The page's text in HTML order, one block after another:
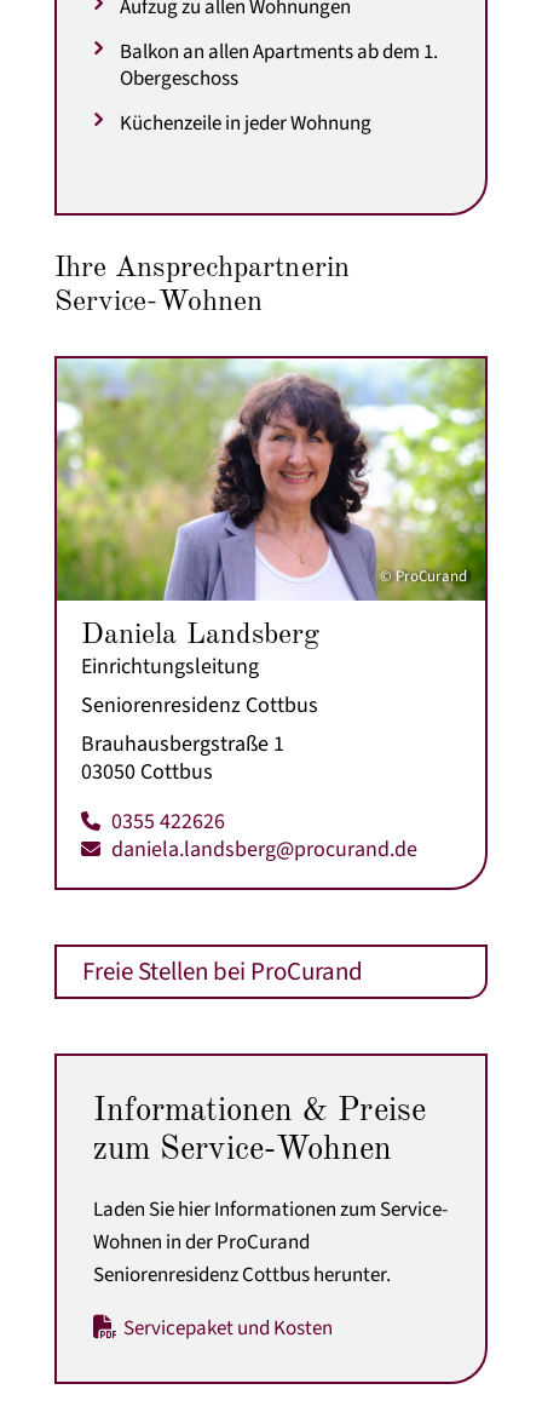
Aufzug zu allen Wohnungen
Balkon an allen Apartments ab dem 1.
Obergeschoss
Küchenzeile in jeder Wohnung
Ihre Ansprechpartnerin
Service-Wohnen
© ProCurand
Daniela Landsberg
Einrichtungsleitung
Seniorenresidenz Cottbus
Brauhausbergstraße 1
03050 Cottbus
0355 422626
daniela.landsberg@procurand.de
Freie Stellen bei ProCurand
Informationen & Preise
zum Service-Wohnen
Laden Sie hier Informationen zum Service-
Wohnen in der ProCurand
Seniorenresidenz Cottbus herunter.
Servicepaket und Kosten